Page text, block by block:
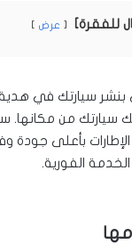
للفقرة] عرض
سيارتك في هدية،
سيارتك من
بأعلى جودة